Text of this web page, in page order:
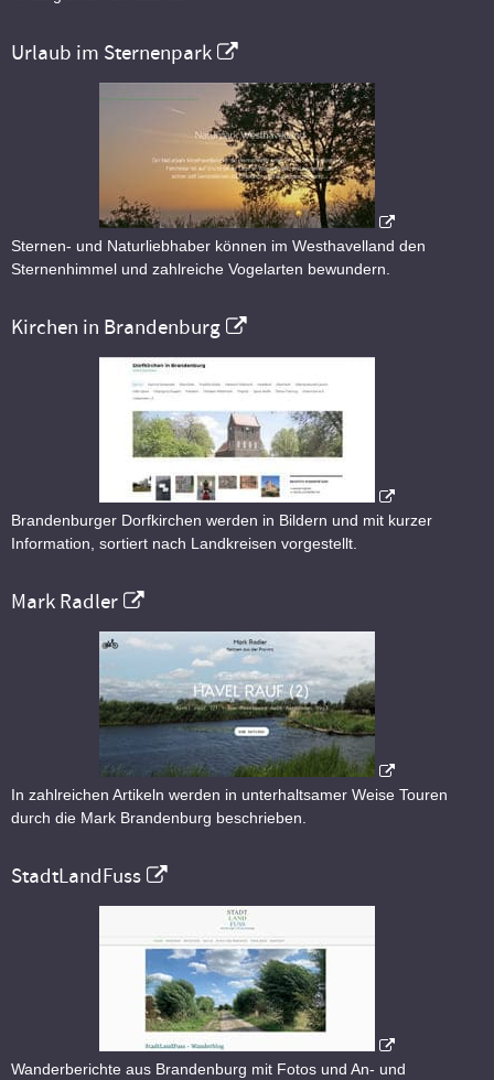
Urlaub im Sternenpark
Sternen- und Naturliebhaber können im Westhavelland den
Sternenhimmel und zahlreiche Vogelarten bewundern.
Kirchen in Brandenburg
Brandenburger Dorfkirchen werden in Bildern und mit kurzer
Information, sortiert nach Landkreisen vorgestellt.
Mark Radler
In zahlreichen Artikeln werden in unterhaltsamer Weise Touren
durch die Mark Brandenburg beschrieben.
StadtLandFuss
Wanderberichte aus Brandenburg mit Fotos und An- und